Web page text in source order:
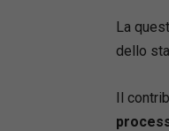
La
dello
Il